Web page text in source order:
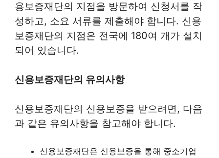
용보증재단의 지점을 방문하여 신청서를 작
성하고, 소요 서류를 제출해야 합니다. 신용
보증재단의 지점은 전국에 180여 개가 설치
되어 있습니다.
신용보증재단의 유의사항
신용보증재단의 신용보증을 받으려면, 다음
과 같은 유의사항을 참고해야 합니다.
신용보증재단은 신용보증을 통해 중소기업